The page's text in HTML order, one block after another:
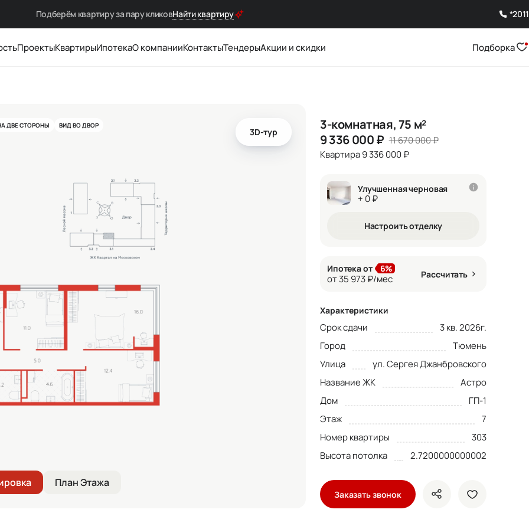
Подберём квартиру за пару кликовНайти квартиру *2011
ПроектыКвартирыИпотекаО компанииКонтактыТендерыАкции и скидки Подборка
ДВЕ СТОРОНЫ ВИД ВО ДВОР
План Этажа
3D-тур
3-комнатная, 75 м²
9 336 000₽ 11 670 000₽
Квартира 9 336 000 ₽
Улучшенная черновая
+ 0 ₽
Настроить отделку
Ипотека от 6%
от 35 973 ₽/мес Рассчитать
Характеристики
Срок сдачи
3 кв. 2026г.
Город
Тюмень
Улица
ул. Сергея Джанбровского
Название ЖК
Астро
Дом
ГП-1
Этаж
7
Номер квартиры
303
Высота потолка
2.7200000000002
Заказать звонок показать кнопки
добавить в